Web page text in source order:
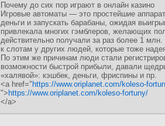
Почему до сих пор играют в онлайн казино
Игровые автоматы — это простейшие
деньги и запускать барабаны, ожидая
привлекала многих гэмблеров, желающих
действительно получали за раз более 1
к слотам у других людей, которые тоже
По этим же причинам люди стали
возможности быстрой прибыли, давали
«халявой»: кэшбек, деньги, фриспины и пр.
<a href=" https://www.oriplanet.com/koleso-
"> https://www.oriplanet.com/koleso-fortuny/
</a>